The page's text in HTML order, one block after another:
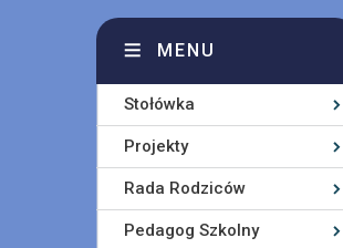
MENU
Stołówka
Projekty
Rada Rodziców
Pedagog Szkolny